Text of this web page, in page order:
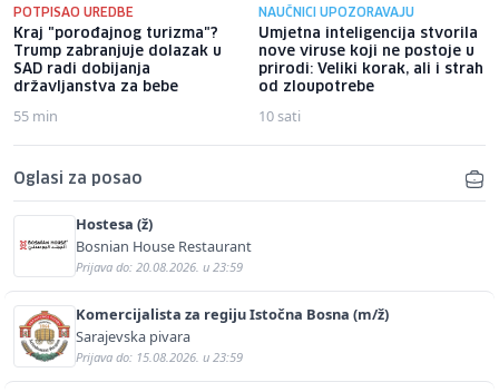
POTPISAO UREDBE
Kraj "porođajnog turizma"?
Trump zabranjuje dolazak u
SAD radi dobijanja
državljanstva za bebe
55 min
NAUČNICI UPOZORAVAJU
Umjetna inteligencija stvorila
nove viruse koji ne postoje u
prirodi: Veliki korak, ali i strah
od zloupotrebe
10 sati
Oglasi za posao
Hostesa (ž)
Bosnian House Restaurant
Prijava do: 20.08.2026. u 23:59
Komercijalista za regiju Istočna Bosna (m/ž)
Sarajevska pivara
Prijava do: 15.08.2026. u 23:59